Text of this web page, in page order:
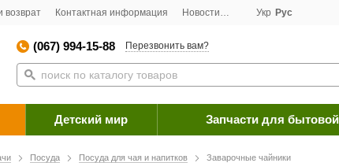
возврат Контактная информация Новости Договор публичной
Укр Рус
(067) 994-15-88 Перезвонить вам?
Детский мир Запчасти для
Посуда Посуда для чая и напитков Заварочные чайники